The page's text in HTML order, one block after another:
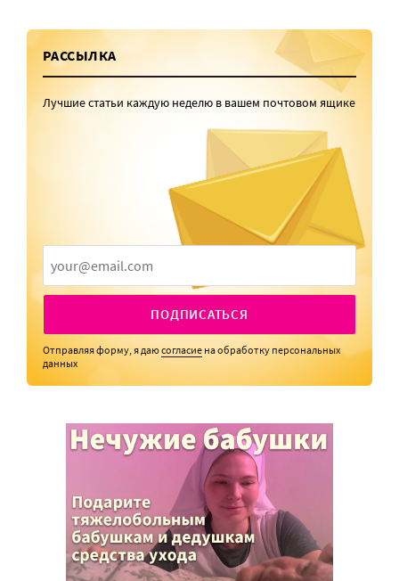
РАССЫЛКА
Лучшие статьи каждую неделю в вашем почтовом ящике
ПОДПИСАТЬСЯ
Отправляя форму, я даюсогласие на обработку персональных
данных